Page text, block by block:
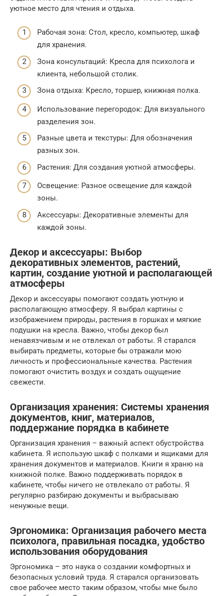
уютное место для чтения и отдыха.
Рабочая зона: Стол, кресло, компьютер, шкаф
для хранения.
Зона консультаций: Кресла для психолога и
клиента, небольшой столик.
Зона отдыха: Кресло, торшер, книжная полка.
Использование перегородок: Для визуального
разделения зон.
Разные цвета и текстуры: Для обозначения
разных зон.
Растения: Для создания уютной атмосферы.
Освещение: Разное освещение для каждой
зоны.
Аксессуары: Декоративные элементы для
каждой зоны.
Декор и аксессуары: Выбор
декоративных элементов, растений,
картин, создание уютной и располагающей
атмосферы
Декор и аксессуары помогают создать уютную и
располагающую атмосферу. Я выбрал картины с
изображением природы, растения в горшках и мягкие
подушки на кресла. Важно, чтобы декор был
ненавязчивым и не отвлекал от работы. Я старался
выбирать предметы, которые бы отражали мою
личность и профессиональные качества. Растения
помогают очистить воздух и создать ощущение
свежести.
Организация хранения: Системы хранения
документов, книг, материалов,
поддержание порядка в кабинете
Организация хранения – важный аспект обустройства
кабинета. Я использую шкаф с полками и ящиками для
хранения документов и материалов. Книги я храню на
книжной полке. Важно поддерживать порядок в
кабинете, чтобы ничего не отвлекало от работы. Я
регулярно разбираю документы и выбрасываю
ненужные вещи.
Эргономика: Организация рабочего места
психолога, правильная посадка, удобство
использования оборудования
Эргономика – это наука о создании комфортных и
безопасных условий труда. Я старался организовать
свое рабочее место таким образом, чтобы мне было